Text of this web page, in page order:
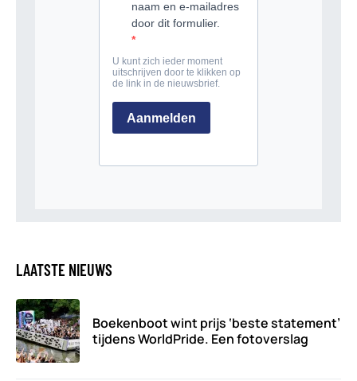
LAATSTE NIEUWS
Boekenboot wint prijs ‘beste statement’
tijdens WorldPride. Een fotoverslag